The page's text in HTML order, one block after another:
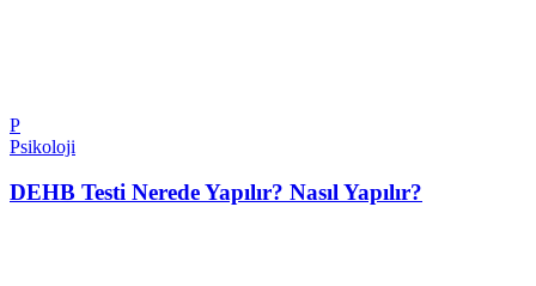
P
Psikoloji
DEHB Testi Nerede Yapılır? Nasıl Yapılır?